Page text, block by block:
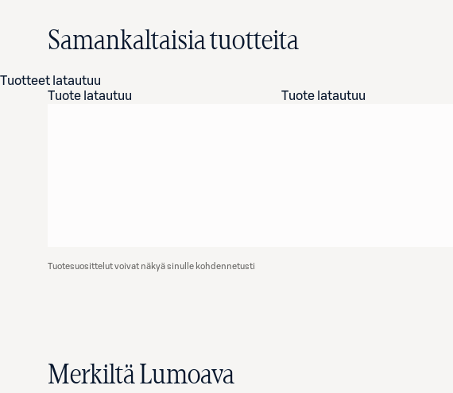
Samankaltaisia tuotteita
Tuotteet latautuu
Tuote latautuu
Tuote latautuu
Tuotesuosittelut voivat näkyä sinulle kohdennetusti
Merkiltä Lumoava